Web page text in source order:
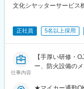
田駅、広電廿日
文化シヤッターサービス
正社員 5名以上採用
仕事内容
【手厚い研修・
ー、防火設備の